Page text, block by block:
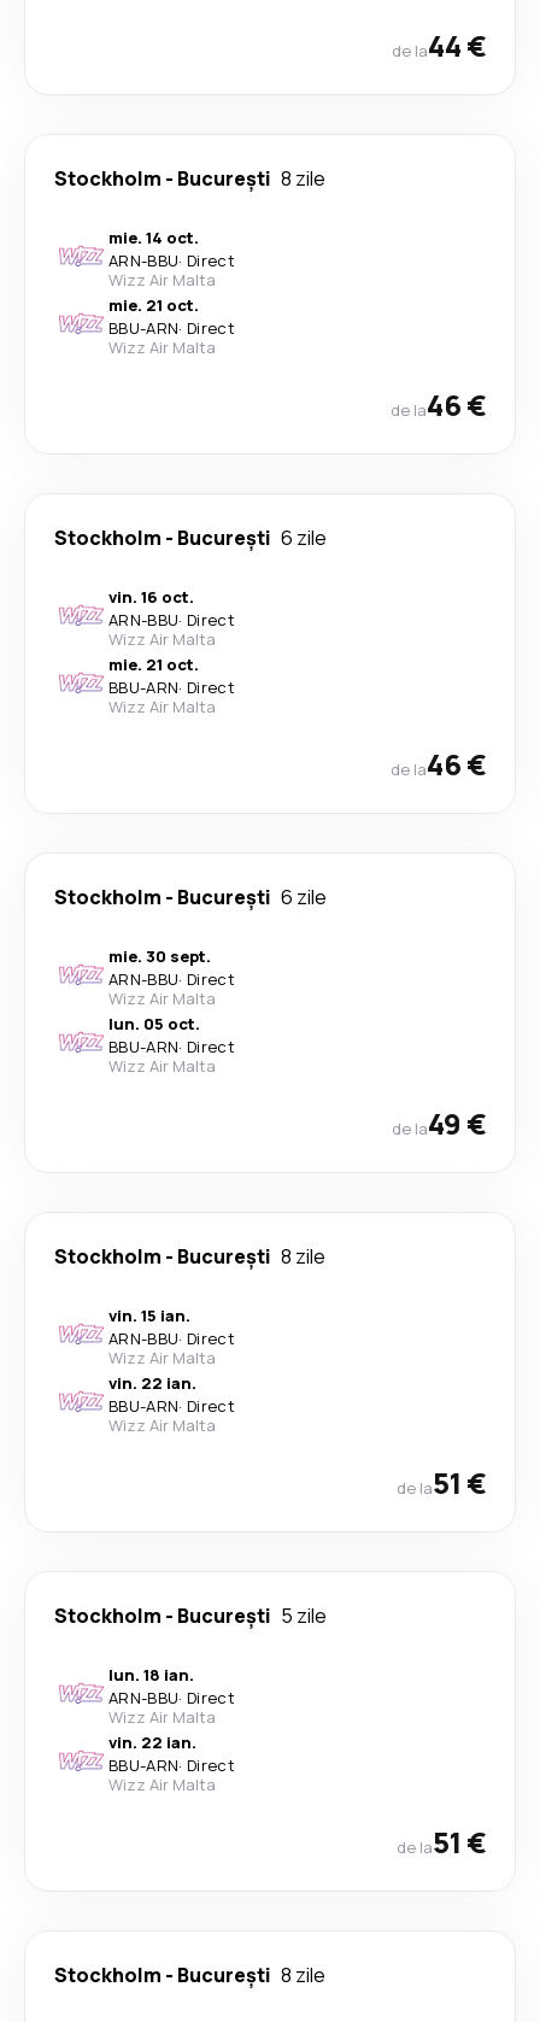
de la44 €
Stockholm - București 8 zile
mie. 14 oct.
ARN-BBU· Direct
Wizz Air Malta
mie. 21 oct.
BBU-ARN· Direct
Wizz Air Malta
de la46 €
Stockholm - București 6 zile
vin. 16 oct.
ARN-BBU· Direct
Wizz Air Malta
mie. 21 oct.
BBU-ARN· Direct
Wizz Air Malta
de la46 €
Stockholm - București 6 zile
mie. 30 sept.
ARN-BBU· Direct
Wizz Air Malta
lun. 05 oct.
BBU-ARN· Direct
Wizz Air Malta
de la49 €
Stockholm - București 8 zile
vin. 15 ian.
ARN-BBU· Direct
Wizz Air Malta
vin. 22 ian.
BBU-ARN· Direct
Wizz Air Malta
de la51 €
Stockholm - București 5 zile
lun. 18 ian.
ARN-BBU· Direct
Wizz Air Malta
vin. 22 ian.
BBU-ARN· Direct
Wizz Air Malta
de la51 €
Stockholm - București 8 zile